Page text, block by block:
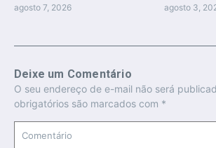
agosto 7, 2026 agosto 3,
Deixe um Comentário
O seu endereço de e-mail não será
obrigatórios são marcados com *